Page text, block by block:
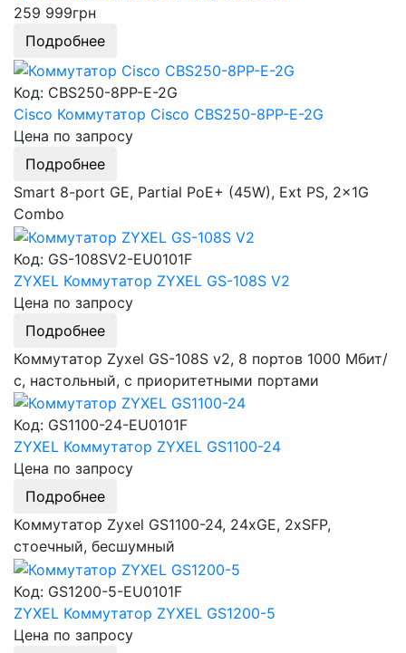
259 999грн
Подробнее
Код: CBS250-8PP-E-2G
Cisco Коммутатор Cisco CBS250-8PP-E-2G
Цена по запросу
Подробнее
Smart 8-port GE, Partial PoE+ (45W), Ext PS, 2x1G
Combo
Код: GS-108SV2-EU0101F
ZYXEL Коммутатор ZYXEL GS-108S V2
Цена по запросу
Подробнее
Коммутатор Zyxel GS-108S v2, 8 портов 1000 Мбит/
с, настольный, c приоритетными портами
Код: GS1100-24-EU0101F
ZYXEL Коммутатор ZYXEL GS1100-24
Цена по запросу
Подробнее
Коммутатор Zyxel GS1100-24, 24xGE, 2xSFP,
стоечный, бесшумный
Код: GS1200-5-EU0101F
ZYXEL Коммутатор ZYXEL GS1200-5
Цена по запросу